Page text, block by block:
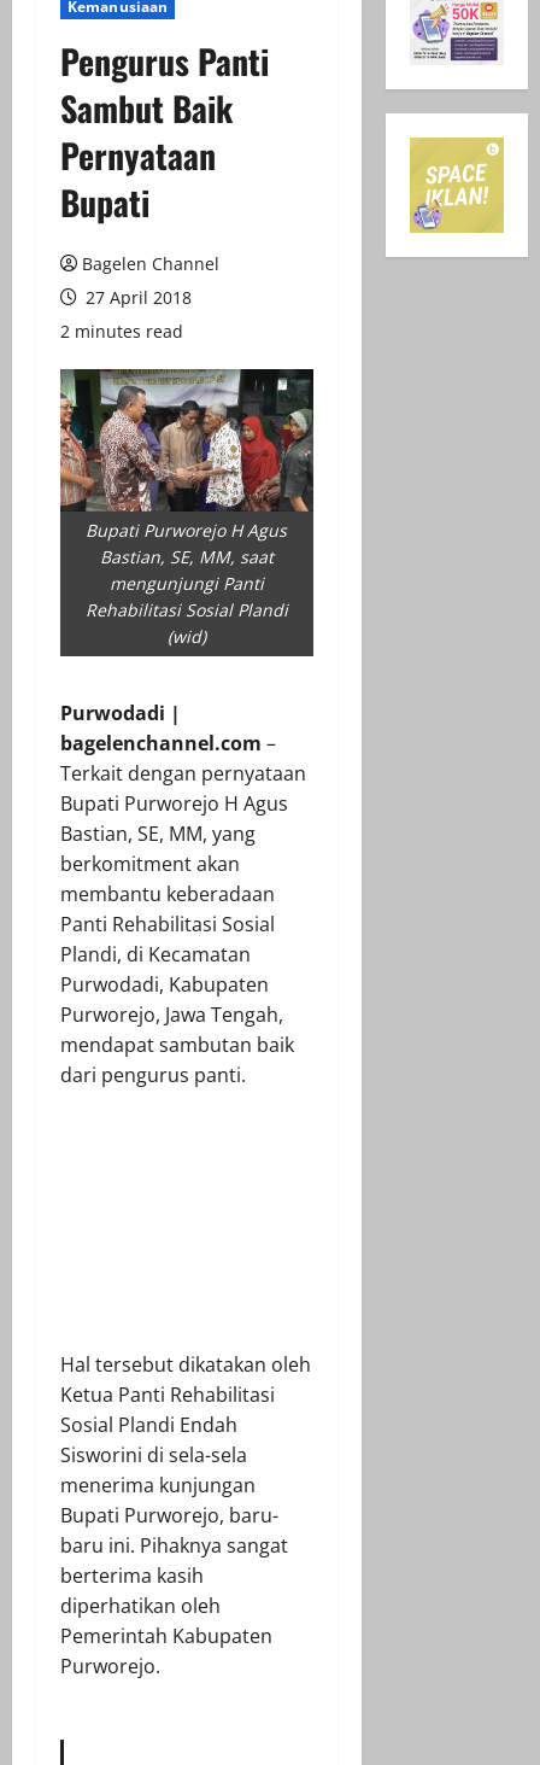
Kemanusiaan
Pengurus Panti
Sambut Baik
Pernyataan
Bupati
Bagelen Channel
27 April 2018
2 minutes read
Bupati Purworejo H Agus
Bastian, SE, MM, saat
mengunjungi Panti
Rehabilitasi Sosial Plandi
(wid)
Purwodadi |
bagelenchannel.com –
Terkait dengan pernyataan
Bupati Purworejo H Agus
Bastian, SE, MM, yang
berkomitment akan
membantu keberadaan
Panti Rehabilitasi Sosial
Plandi, di Kecamatan
Purwodadi, Kabupaten
Purworejo, Jawa Tengah,
mendapat sambutan baik
dari pengurus panti.
Hal tersebut dikatakan oleh
Ketua Panti Rehabilitasi
Sosial Plandi Endah
Sisworini di sela-sela
menerima kunjungan
Bupati Purworejo, baru-
baru ini. Pihaknya sangat
berterima kasih
diperhatikan oleh
Pemerintah Kabupaten
Purworejo.